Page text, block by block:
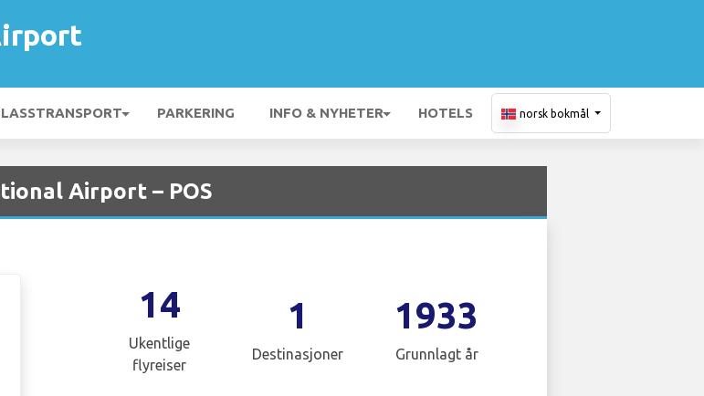
PARKERING INFO & NYHETER HOTELS norsk bokmål
Airport – POS
14
Ukentlige
flyreiser
1
Destinasjoner
1933
Grunnlagt år